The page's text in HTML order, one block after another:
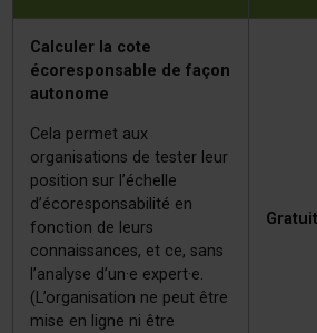
Calculer la cote
écoresponsable de façon
autonome
Cela permet aux
organisations de tester leur
position sur l’échelle
d’écoresponsabilité en
fonction de leurs
connaissances, et ce, sans
l’analyse d’un·e expert·e.
(L’organisation ne peut être
mise en ligne ni être
Gratuit